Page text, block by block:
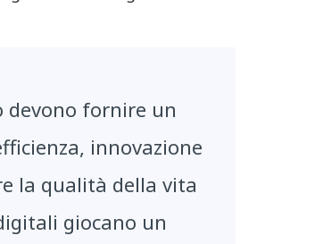
fornire un
innovazione
la qualità della vita
giocano un